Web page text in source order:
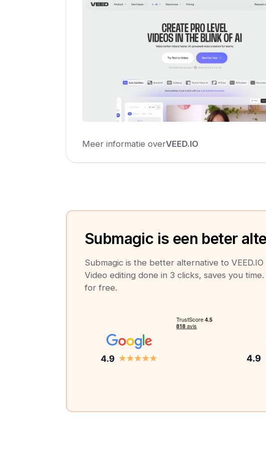
Meer informatie overVEED.IO
Submagic is een beter
Submagic is the better alternative to VEED.IO
Video editing done in 3 clicks, saves you time.
for free.